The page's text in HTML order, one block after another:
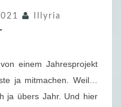
Illyria
von einem Jahresprojekt
ja mitmachen. Weil…
ja übers Jahr. Und hier